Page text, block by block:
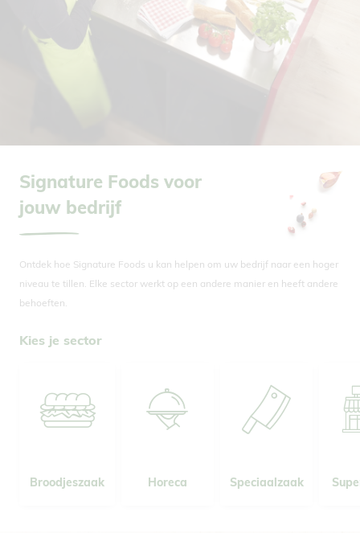
Signature Foods voor
jouw bedrijf
Ontdek hoe Signature Foods u kan helpen om uw bedrijf naar een hoger
niveau te tillen. Elke sector werkt op een andere manier en heeft andere
behoeften.
Kies je sector
Broodjeszaak Horeca Speciaalzaak